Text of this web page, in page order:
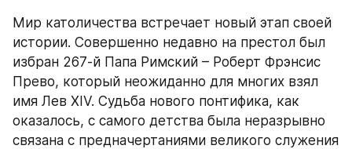
Мир католичества встречает новый этап своей
истории. Совершенно недавно на престол был
избран 267-й Папа Римский – Роберт Фрэнсис
Прево, который неожиданно для многих взял
имя Лев XIV. Судьба нового понтифика, как
оказалось, с самого детства была неразрывно
связана с предначертаниями великого служения